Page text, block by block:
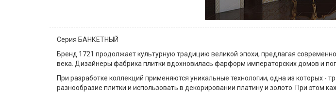
Серия БАНКЕТНЫЙ
Бренд 1721 продолжает культурную традицию великой эпохи, предлагая
века. Дизайнеры фабрика плитки вдохновилась фарформ императорских домов и
При разработке коллекций применяются уникальные технологии, одна из которых -
разнообразие плитки и использовать в декорировании платину и золото. При этом